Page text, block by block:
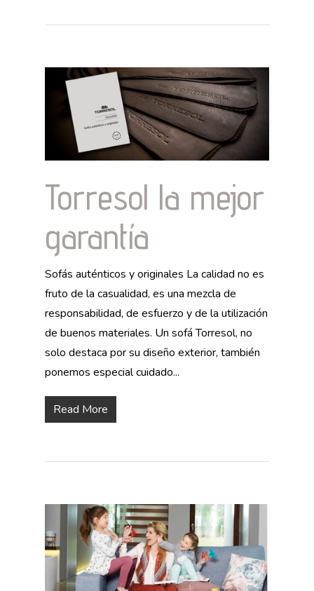
Torresol la mejor
garantía
Sofás auténticos y originales La calidad no es
fruto de la casualidad, es una mezcla de
responsabilidad, de esfuerzo y de la utilización
de buenos materiales. Un sofá Torresol, no
solo destaca por su diseño exterior, también
ponemos especial cuidado...
Read More